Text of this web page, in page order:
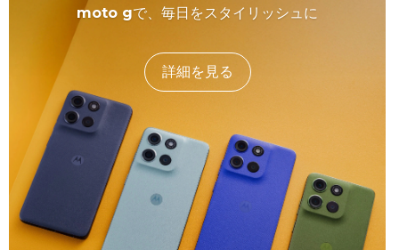
moto gで、毎日をスタイリッシュに
詳細を見る